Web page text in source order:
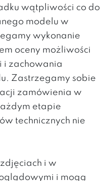
wątpliwości co do
modelu w
wykonanie
oceny możliwości
i zachowania
Zastrzegamy sobie
zamówienia w
etapie
technicznych nie
i w
i mogą